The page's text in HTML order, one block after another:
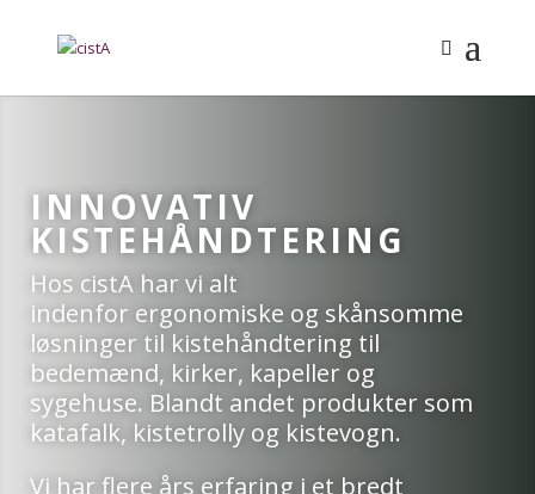
INNOVATIV
KISTEHÅNDTERING
Hos cistA har vi alt
indenfor ergonomiske og skånsomme
løsninger til kistehåndtering til
bedemænd, kirker, kapeller og
sygehuse. Blandt andet produkter som
katafalk, kistetrolly og kistevogn.
Vi har flere års erfaring i et bredt